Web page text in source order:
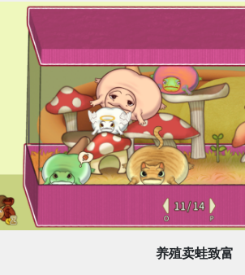
养殖卖蛙致富